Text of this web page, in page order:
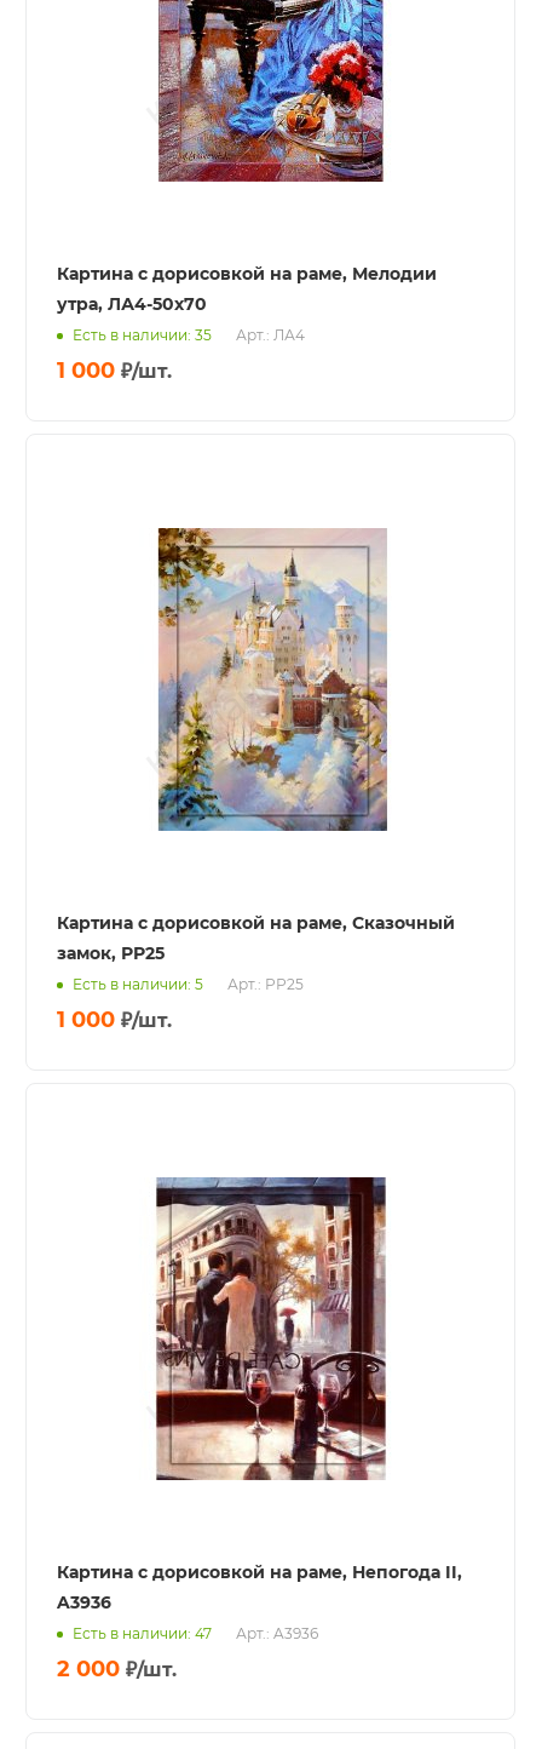
Картина с дорисовкой на раме, Мелодии
утра, ЛА4-50х70
Есть в наличии: 35 Арт.: ЛА4
1 000 ₽/шт.
Картина с дорисовкой на раме, Сказочный
замок, РР25
Есть в наличии: 5 Арт.: РР25
1 000 ₽/шт.
Картина с дорисовкой на раме, Непогода II,
A3936
Есть в наличии: 47 Арт.: A3936
2 000 ₽/шт.